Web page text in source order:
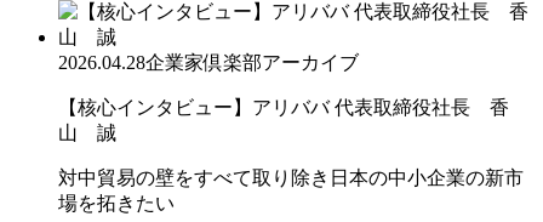
2026.04.28企業家倶楽部アーカイブ
【核心インタビュー】アリババ 代表取締役社長 香
山 誠
対中貿易の壁をすべて取り除き日本の中小企業の新市
場を拓きたい